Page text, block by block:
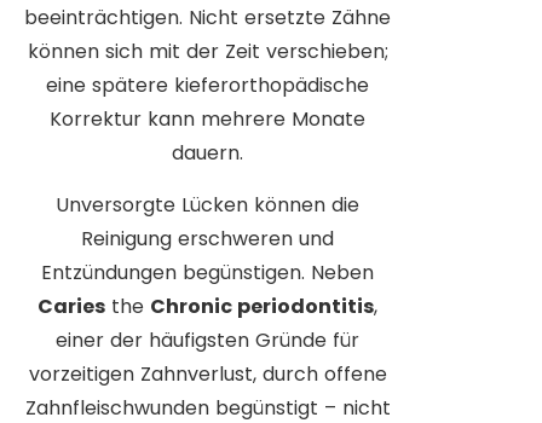
beeinträchtigen. Nicht ersetzte Zähne
können sich mit der Zeit verschieben;
eine spätere kieferorthopädische
Korrektur kann mehrere Monate
dauern.
Unversorgte Lücken können die
Reinigung erschweren und
Entzündungen begünstigen. Neben
Caries the Chronic periodontitis,
einer der häufigsten Gründe für
vorzeitigen Zahnverlust, durch offene
Zahnfleischwunden begünstigt – nicht